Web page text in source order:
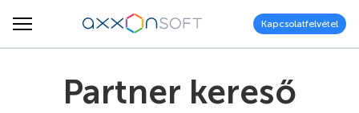
Kapcsolatfelvétel
Partner kereső